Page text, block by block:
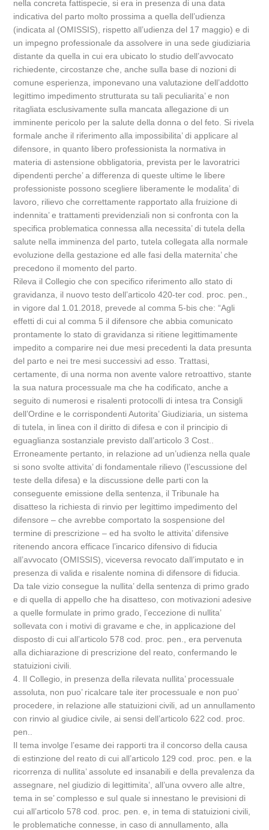
nella concreta fattispecie, si era in presenza di una data
indicativa del parto molto prossima a quella dell’udienza
(indicata al (OMISSIS), rispetto all’udienza del 17 maggio) e di
un impegno professionale da assolvere in una sede giudiziaria
distante da quella in cui era ubicato lo studio dell’avvocato
richiedente, circostanze che, anche sulla base di nozioni di
comune esperienza, imponevano una valutazione dell’addotto
legittimo impedimento strutturata su tali peculiarita’ e non
ritagliata esclusivamente sulla mancata allegazione di un
imminente pericolo per la salute della donna o del feto. Si rivela
formale anche il riferimento alla impossibilita’ di applicare al
difensore, in quanto libero professionista la normativa in
materia di astensione obbligatoria, prevista per le lavoratrici
dipendenti perche’ a differenza di queste ultime le libere
professioniste possono scegliere liberamente le modalita’ di
lavoro, rilievo che correttamente rapportato alla fruizione di
indennita’ e trattamenti previdenziali non si confronta con la
specifica problematica connessa alla necessita’ di tutela della
salute nella imminenza del parto, tutela collegata alla normale
evoluzione della gestazione ed alle fasi della maternita’ che
precedono il momento del parto.
Rileva il Collegio che con specifico riferimento allo stato di
gravidanza, il nuovo testo dell’articolo 420-ter cod. proc. pen.,
in vigore dal 1.01.2018, prevede al comma 5-bis che: “Agli
effetti di cui al comma 5 il difensore che abbia comunicato
prontamente lo stato di gravidanza si ritiene legittimamente
impedito a comparire nei due mesi precedenti la data presunta
del parto e nei tre mesi successivi ad esso. Trattasi,
certamente, di una norma non avente valore retroattivo, stante
la sua natura processuale ma che ha codificato, anche a
seguito di numerosi e risalenti protocolli di intesa tra Consigli
dell’Ordine e le corrispondenti Autorita’ Giudiziaria, un sistema
di tutela, in linea con il diritto di difesa e con il principio di
eguaglianza sostanziale previsto dall’articolo 3 Cost..
Erroneamente pertanto, in relazione ad un’udienza nella quale
si sono svolte attivita’ di fondamentale rilievo (l’escussione del
teste della difesa) e la discussione delle parti con la
conseguente emissione della sentenza, il Tribunale ha
disatteso la richiesta di rinvio per legittimo impedimento del
difensore – che avrebbe comportato la sospensione del
termine di prescrizione – ed ha svolto le attivita’ difensive
ritenendo ancora efficace l’incarico difensivo di fiducia
all’avvocato (OMISSIS), viceversa revocato dall’imputato e in
presenza di valida e risalente nomina di difensore di fiducia.
Da tale vizio consegue la nullita’ della sentenza di primo grado
e di quella di appello che ha disatteso, con motivazioni adesive
a quelle formulate in primo grado, l’eccezione di nullita’
sollevata con i motivi di gravame e che, in applicazione del
disposto di cui all’articolo 578 cod. proc. pen., era pervenuta
alla dichiarazione di prescrizione del reato, confermando le
statuizioni civili.
4. Il Collegio, in presenza della rilevata nullita’ processuale
assoluta, non puo’ ricalcare tale iter processuale e non puo’
procedere, in relazione alle statuizioni civili, ad un annullamento
con rinvio al giudice civile, ai sensi dell’articolo 622 cod. proc.
pen..
Il tema involge l’esame dei rapporti tra il concorso della causa
di estinzione del reato di cui all’articolo 129 cod. proc. pen. e la
ricorrenza di nullita’ assolute ed insanabili e della prevalenza da
assegnare, nel giudizio di legittimita’, all’una ovvero alle altre,
tema in se’ complesso e sul quale si innestano le previsioni di
cui all’articolo 578 cod. proc. pen. e, in tema di statuizioni civili,
le problematiche connesse, in caso di annullamento, alla